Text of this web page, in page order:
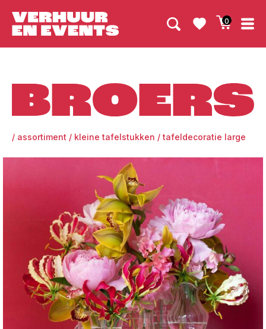
0
/ assortiment / kleine tafelstukken / tafeldecoratie large